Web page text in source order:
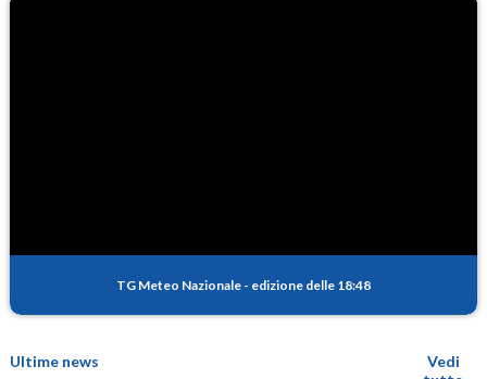
TG Meteo Nazionale - edizione delle 18:48
Ultime news
Vedi